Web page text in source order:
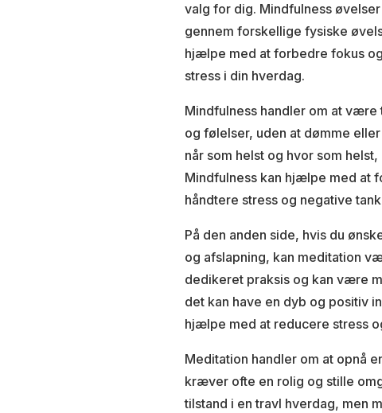
valg for dig. Mindfulness
gennem forskellige fysiske
hjælpe med at forbedre fokus
stress i din hverdag.
Mindfulness handler om at
og følelser, uden at dømme
når som helst og hvor som
Mindfulness kan hjælpe med at
håndtere stress og negative
På den anden side, hvis du
og afslapning, kan meditation
dedikeret praksis og kan være
det kan have en dyb og positiv
hjælpe med at reducere stress
Meditation handler om at opnå
kræver ofte en rolig og stille
tilstand i en travl hverdag, men